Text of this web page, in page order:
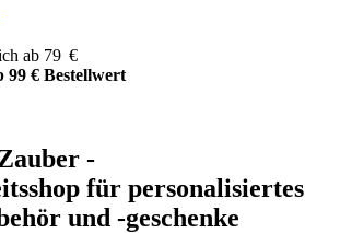
ab 79 €
99 € Bestellwert
-
für personalisiertes
und -geschenke